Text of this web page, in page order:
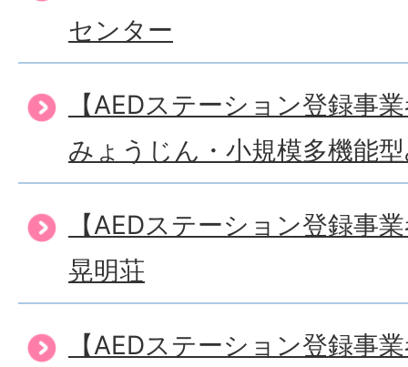
センター
【AEDステーション登録事
みょうじん・小規模多機能
【AEDステーション登録事
晃明荘
【AEDステーション登録事